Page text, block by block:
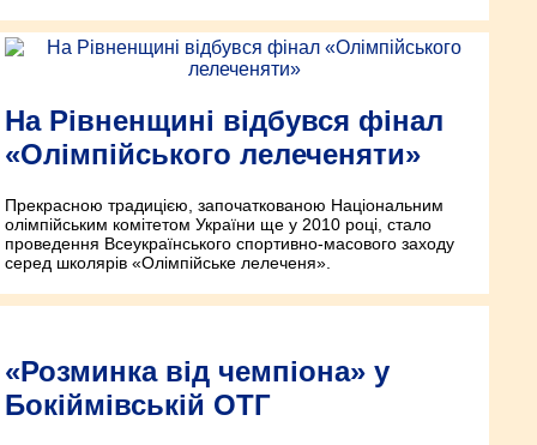
На Рівненщині відбувся фінал
«Олімпійського лелеченяти»
Прекрасною традицією, започаткованою Національним
олімпійським комітетом України ще у 2010 році, стало
проведення Всеукраїнського спортивно-масового заходу
серед школярів «Олімпійське лелеченя».
«Розминка від чемпіона» у
Бокіймівській ОТГ